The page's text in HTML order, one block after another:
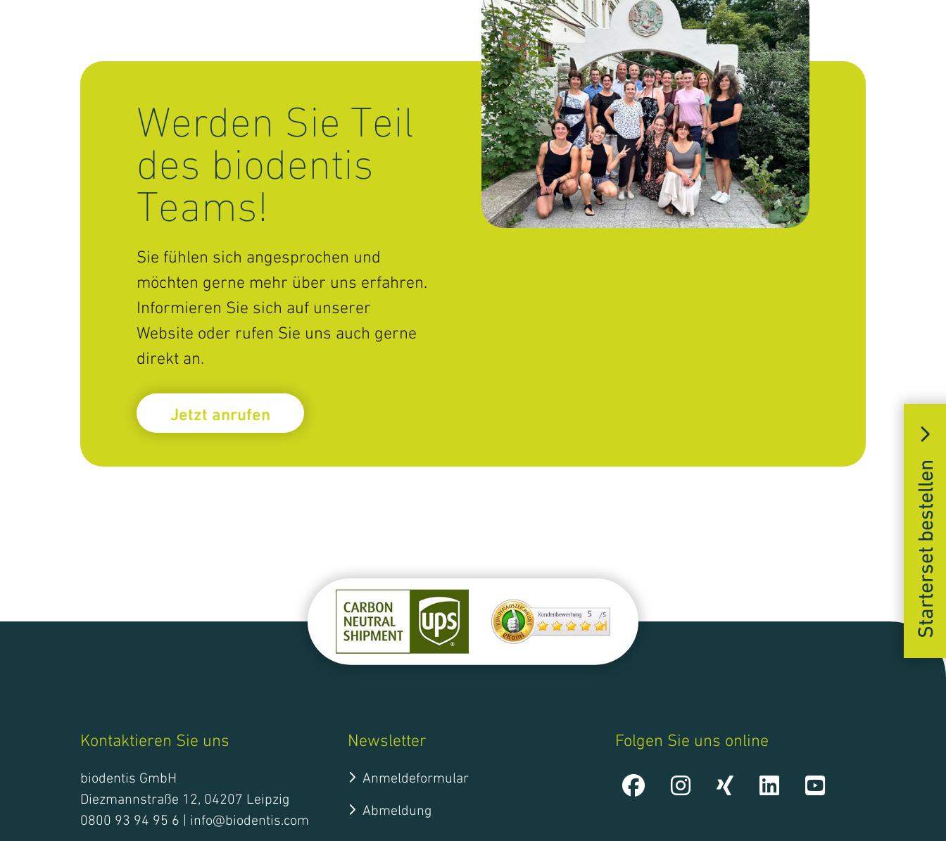
Werden Sie Teil
des biodentis
Teams!
Sie fühlen sich angesprochen und
möchten gerne mehr über uns erfahren.
Informieren Sie sich auf unserer
Website oder rufen Sie uns auch gerne
direkt an.
Jetzt anrufen
Kontaktieren Sie uns
biodentis GmbH
Diezmannstraße 12, 04207 Leipzig
0800 93 94 95 6 | info@biodentis.com
Newsletter
Anmeldeformular
Abmeldung
Folgen Sie uns online
Starterset bestellen